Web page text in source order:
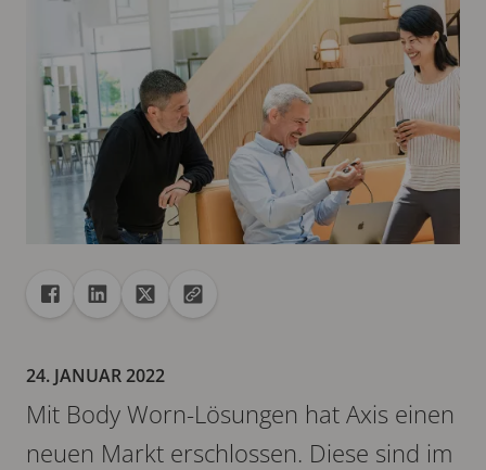
Freigabe
Teilen auf Facebook
Teilen auf Linkedin
Teilen auf XURL in die Zwischenablage kopieren
24. JANUAR 2022
Mit Body Worn-Lösungen hat Axis einen
neuen Markt erschlossen. Diese sind im